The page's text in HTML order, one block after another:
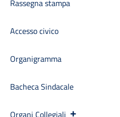
Progetti
Programma per la Trasparenza e
Quadri orario
Rassegna stampa
Rendiconti gruppi consiliari
Rassegna stampa
Accesso civico
Organigramma
Bacheca Sindacale
Organi Collegiali